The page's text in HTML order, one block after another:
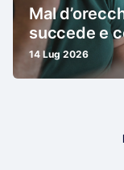
Mal
succede e
14 Lug 2026